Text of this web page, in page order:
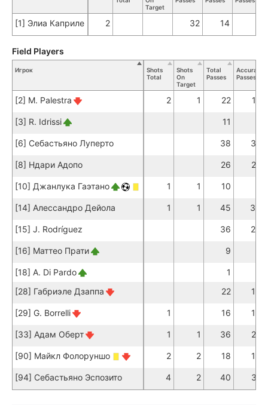
Target
[1] Элиа Каприле 2 32 14
Игрок
Shots
Total
Shots
On
Target
Total
Passes
Accurate
Passes
[2] M. Palestra 2 1 22 17
[3] R. Idrissi 11
[6] Себастьяно Луперто 38 32
[8] Ндари Адопо 26 22
[10] Джанлука Гаэтано 1 1 10
[14] Алессандро Дейола 1 1 45 39
[15] J. Rodríguez 36 29
[16] Маттео Прати 9
[18] A. Di Pardo 1
[28] Габриэле Дзаппа
22 19
[29] G. Borrelli 1 16 14
[33] Адам Оберт 1 1 36 27
[90] Майкл Фолоруншо 2 2 18 13
[94] Себастьяно Эспозито 4 2 40 31
Field Players